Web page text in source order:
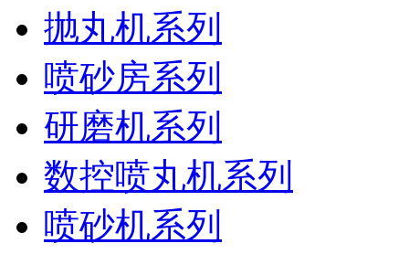
抛丸机系列
喷砂房系列
研磨机系列
数控喷丸机系列
喷砂机系列